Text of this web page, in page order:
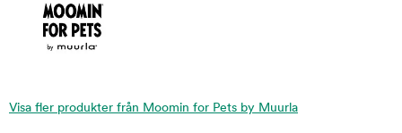
Visa fler produkter från Moomin for Pets by Muurla